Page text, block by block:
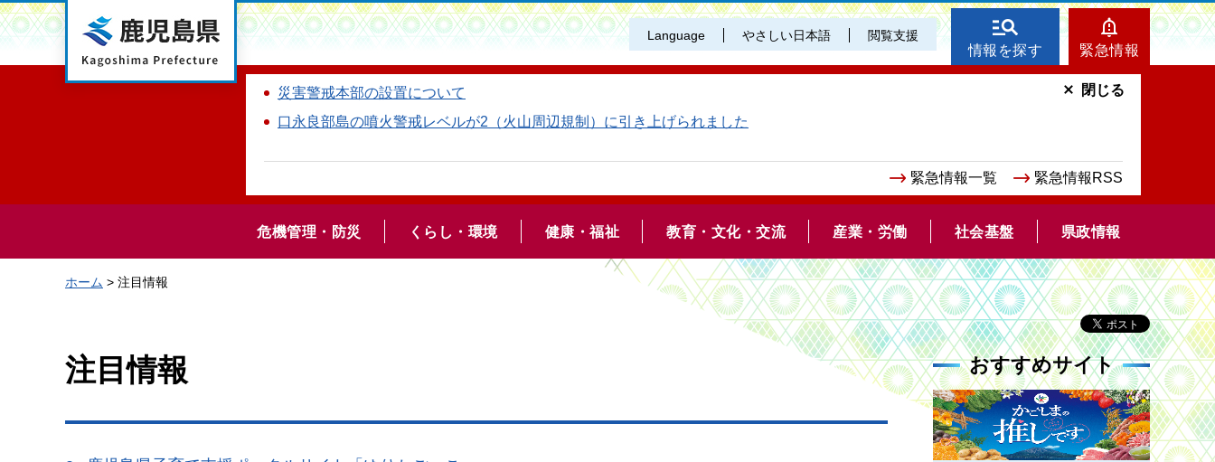
鹿児島県 Language やさしい日本語 閲覧支援
情報を探す 緊急情報
災害警戒本部の設置について
口永良部島の噴火警戒レベルが2（火山周辺規制）に引き上げられました
緊急情報一覧 緊急情報RSS
閉じる
危機管理・防災 くらし・環境 健康・福祉 教育・文化・交流 産業・労働 社会基盤 県政情報
ホーム > 注目情報
注目情報 おすすめサイト